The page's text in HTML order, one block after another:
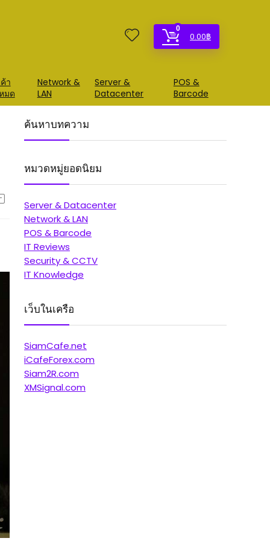
0
0.00฿
า
มด
Network &
LAN
Server &
Datacenter
POS &
Barcode
ค้นหาบทความ
หมวดหมู่ยอดนิยม
Server & Datacenter
Network & LAN
POS & Barcode
IT Reviews
Security & CCTV
IT Knowledge
เว็บในเครือ
SiamCafe.net
iCafeForex.com
Siam2R.com
XMSignal.com